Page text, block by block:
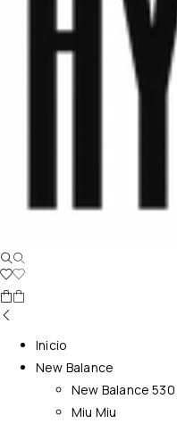
Inicio
New Balance
New Balance 530
Miu Miu